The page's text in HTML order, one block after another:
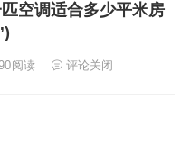
空调适合多少平米房
阅读 评论关闭